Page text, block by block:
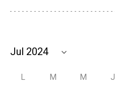
L M M J